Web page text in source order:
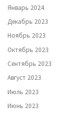
Январь 2024
Декабрь 2023
Ноябрь 2023
Октябрь 2023
Сентябрь 2023
Август 2023
Июль 2023
Июнь 2023